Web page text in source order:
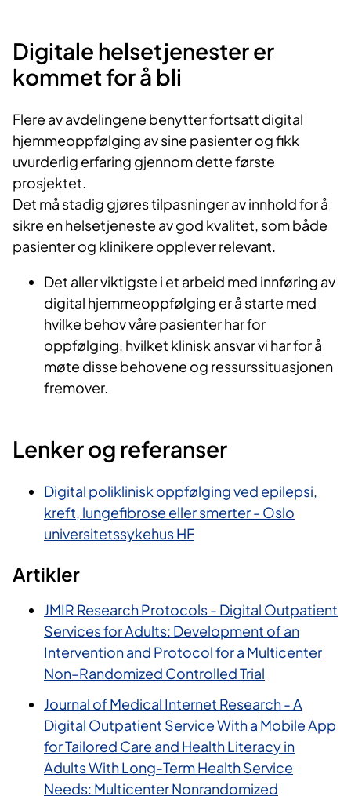
Digitale helsetjenester er
kommet for å bli
Flere av avdelingene benytter fortsatt digital
hjemmeoppfølging av sine pasienter og fikk
uvurderlig erfaring gjennom dette første
prosjektet.
Det må stadig gjøres tilpasninger av innhold for å
sikre en helsetjeneste av god kvalitet, som både
pasienter og klinikere opplever relevant.
Det aller viktigste i et arbeid med innføring av
digital hjemmeoppfølging er å starte med
hvilke behov våre pasienter har for
oppfølging, hvilket klinisk ansvar vi har for å
møte disse behovene og ressurssituasjonen
fremover.
Lenker og referanser
Digital poliklinisk oppfølging ved epilepsi,
kreft, lungefibrose eller smerter - Oslo
universitetssykehus HF
Artikler
JMIR Research Protocols - Digital Outpatient
Services for Adults: Development of an
Intervention and Protocol for a Multicenter
Non–Randomized Controlled Trial
Journal of Medical Internet Research - A
Digital Outpatient Service With a Mobile App
for Tailored Care and Health Literacy in
Adults With Long-Term Health Service
Needs: Multicenter Nonrandomized